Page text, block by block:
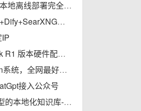
开源模型DeepSeek R1本地离线部署完全指南
本地部署DeepSeek R1+Dify+SearXNG，支持私有知识库、智能体、联网搜索的保姆级教程
全网最详细，DeepSeek R1 版本硬件配置与性能对比
玩客云刷机刷入Armbian系统，全网最好使教程
接入公众号
史上最强基于大语言模型的本地化知识库-MaxKB部署实践完全指南